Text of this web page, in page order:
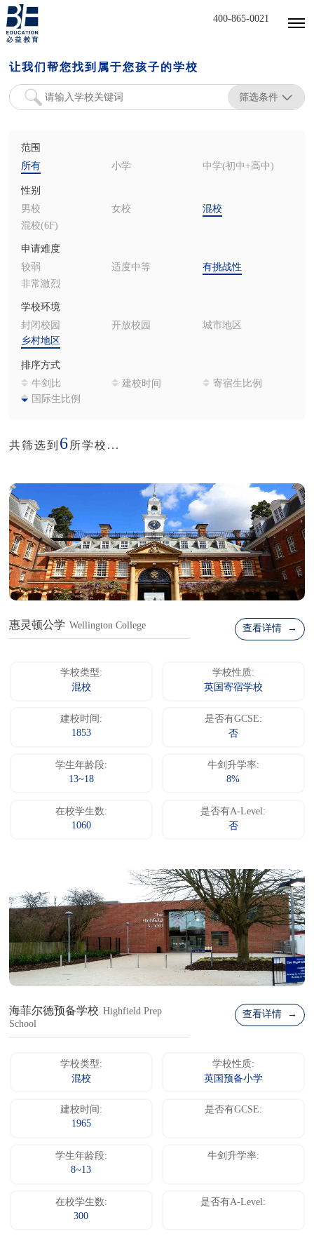
400-865-0021
让我们帮您找到属于您孩子的学校
筛选条件
范围
所有
小学 中学(初中+高中)
性别
男校
女校
混校
混校(6F)
申请难度
较弱
适度中等
有挑战性
非常激烈
学校环境
封闭校园
开放校园
城市地区
乡村地区
排序方式
牛剑比
建校时间
寄宿生比例
国际生比例
共筛选到 6所学校...
惠灵顿公学 Wellington College 查看详情 →
学校类型:
混校
学校性质:
英国寄宿学校
建校时间:
1853
是否有GCSE:
否
学生年龄段:
13~18
牛剑升学率:
8%
在校学生数:
1060
是否有A-Level:
否
海菲尔德预备学校 Highfield Prep
School
查看详情 →
学校类型:
混校
学校性质:
英国预备小学
建校时间:
1965
是否有GCSE:
学生年龄段:
8~13
牛剑升学率:
在校学生数:
300
是否有A-Level: